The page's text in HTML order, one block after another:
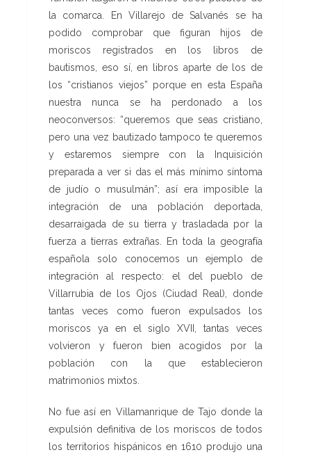
la comarca. En Villarejo de Salvanés se ha
podido comprobar que figuran hijos de
moriscos registrados en los libros de
bautismos, eso sí, en libros aparte de los de
los “cristianos viejos” porque en esta España
nuestra nunca se ha perdonado a los
neoconversos: “queremos que seas cristiano,
pero una vez bautizado tampoco te queremos
y estaremos siempre con la Inquisición
preparada a ver si das el más mínimo síntoma
de judío o musulmán”; así era imposible la
integración de una población deportada,
desarraigada de su tierra y trasladada por la
fuerza a tierras extrañas. En toda la geografía
española solo conocemos un ejemplo de
integración al respecto: el del pueblo de
Villarrubia de los Ojos (Ciudad Real), donde
tantas veces como fueron expulsados los
moriscos ya en el siglo XVII, tantas veces
volvieron y fueron bien acogidos por la
población con la que establecieron
matrimonios mixtos.
No fue así en Villamanrique de Tajo donde la
expulsión definitiva de los moriscos de todos
los territorios hispánicos en 1610 produjo una